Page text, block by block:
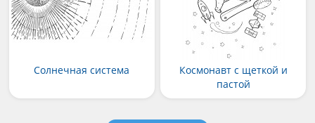
Солнечная система
Космонавт с щеткой и
пастой